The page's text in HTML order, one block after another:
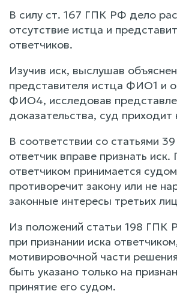
В силу ст. 167 ГПК РФ дело
отсутствие истца и
ответчиков.
Изучив иск, выслушав
представителя истца ФИО1 и
ФИО4, исследовав
доказательства, суд
В соответствии со статьями
ответчик вправе признать иск.
ответчиком принимается
противоречит закону или не
законные интересы третьих
Из положений статьи 198 ГПК
при признании иска
мотивировочной части
быть указано только на
принятие его судом.